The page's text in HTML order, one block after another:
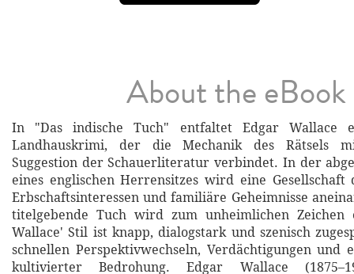
About the eBook
In "Das indische Tuch" entfaltet Edgar Wallace
Landhauskrimi, der die Mechanik des Rätsels
Suggestion der Schauerliteratur verbindet. In der
eines englischen Herrensitzes wird eine Gesellschaft
Erbschaftsinteressen und familiäre Geheimnisse
titelgebende Tuch wird zum unheimlichen Zeichen
Wallace' Stil ist knapp, dialogstark und szenisch
schnellen Perspektivwechseln, Verdächtigungen und
kultivierter Bedrohung. Edgar Wallace